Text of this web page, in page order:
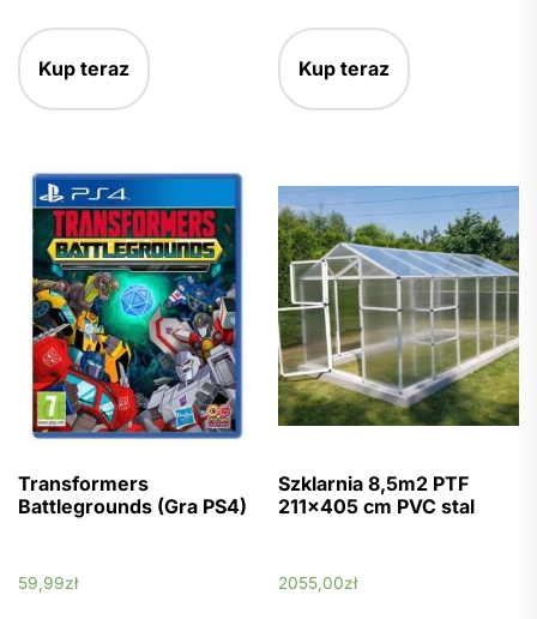
Kup teraz Kup teraz
Transformers
Battlegrounds (Gra PS4)
59,99zł
Szklarnia 8,5m2 PTF
211×405 cm PVC stal
2055,00zł